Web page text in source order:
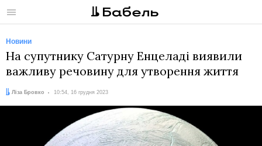
Меню
Новини
На супутнику Сатурну Енцеладі виявили
важливу речовину для утворення життя
Автор:
Ліза Бровко
Дата: 10:54, 16 грудня 2023